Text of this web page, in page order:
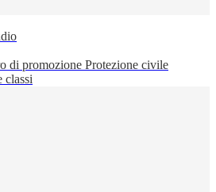
di promozione Protezione civile
classi